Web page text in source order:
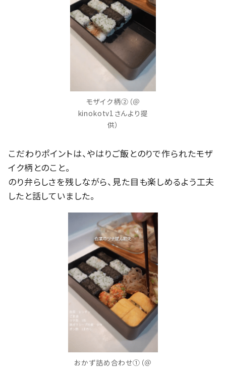
モザイク柄②（＠
kinokotv1さんより提
供）
こだわりポイントは、やはりご飯とのりで作られたモザ
イク柄とのこと。
のり弁らしさを残しながら、見た目も楽しめるよう工夫
したと話していました。
おかず詰め合わせ①（＠